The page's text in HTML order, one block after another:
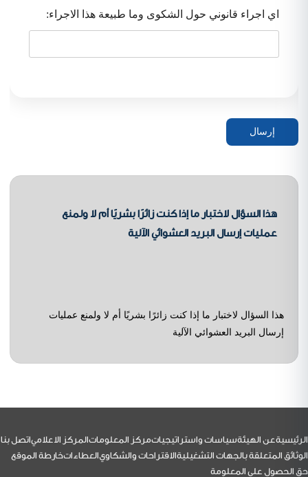
اي اجراء قانوني حول الشكوى وما طبيعة هذا الاجراء:
هذا السؤال لاختبار ما إذا كنت زائرًا بشريًا أم لا ولمنع
عمليات إرسال البريد العشوائي الآلية
هذا السؤال لاختبار ما إذا كنت زائرًا بشريًا أم لا ولمنع عمليات
إرسال البريد العشوائي الآلية
التذييل
الرئيسيةعن الهيئةسياسات واستراتيجياتمركز المعلوماتالمركز الاعلامياتصل بنا
الوثائق المتعلقة بالجهات التشغيليةالاقتراحات والشكاويالعطاءاتخارطة الموقع
حق الحصول على المعلومة